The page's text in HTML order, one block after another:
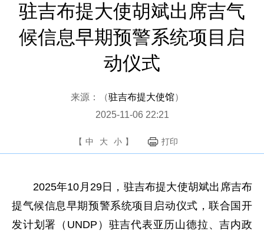
驻吉布提大使胡斌出席吉气
候信息早期预警系统项目启
动仪式
来源：（驻吉布提大使馆）
2025-11-06 22:21
【 中 大 小 】 打印
2025年10月29日，驻吉布提大使胡斌出席吉布
提气候信息早期预警系统项目启动仪式，联合国开
发计划署（UNDP）驻吉代表亚历山德拉、吉内政